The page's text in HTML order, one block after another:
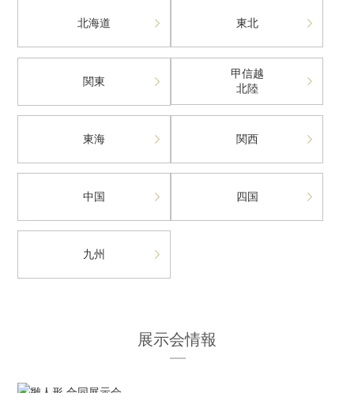
北海道 東北
関東
甲信越
北陸
東海 関西
中国 四国
九州
展示会情報